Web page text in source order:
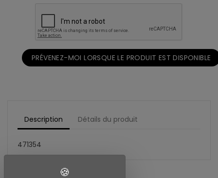
PRÉVENEZ-MOI LORSQUE LE PRODUIT EST DISPONIBLE
Description Détails du produit
471354